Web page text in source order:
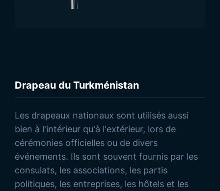
Drapeau du Turkménistan
Les drapeaux nationaux sont utilisés aussi
bien à l'intérieur qu'à l'extérieur, lors de
cérémonies officielles ou de divers
événements. Ils sont souvent fournis par les
consulats, les associations, les partis
politiques, les entreprises, les hôtels et les
Découvrez nos Produits